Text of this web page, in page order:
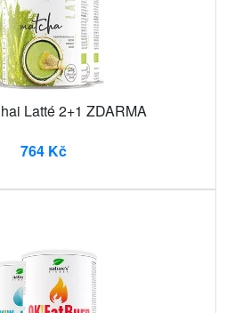
Latté 2+1 ZDARMA
764 Kč